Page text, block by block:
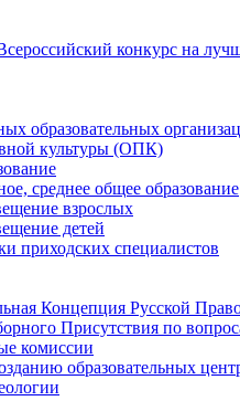
конкурс на
образовательных
культуры (ОПК)
среднее общее образование
взрослых
детей
приходских специалистов
Концепция Русской
Присутствия по
комиссии
образовательных